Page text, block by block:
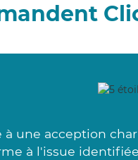
une acception
à l'issue